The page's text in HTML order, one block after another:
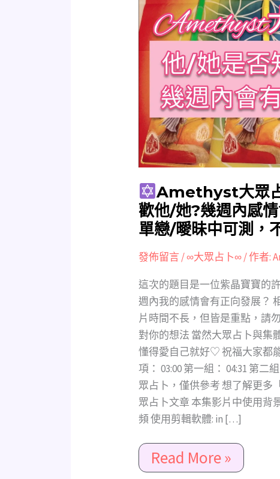
Amethyst大眾
歡他/她?幾週內感
單戀/曖昧中可測，
發佈留言/∞大眾占卜∞/ 作者:
這次的題目是一位紫晶寶寶的
週內我的感情會有正向發展？
片時間不長，但皆是重點，請
對你的想法 當然大眾占卜與集
懂得愛自己就好♡ 祝福大家都
項： 03:00 第一組： 04:31 第二
眾占卜，僅供參考 想了解更多
眾占卜文章 本集影片中使用背
頻 使用剪輯軟體: in […]
Amethyst
大
眾
占
卜
他/
她
是
否
知
道
我
喜
歡
他/
幾
週
內
感
情
會
有
正
向
發
展?
Read More »